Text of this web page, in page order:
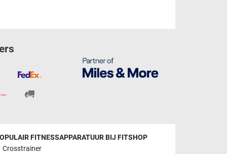
FITNESSAPPARATUUR BIJ FITSHOP
Crosstrainer